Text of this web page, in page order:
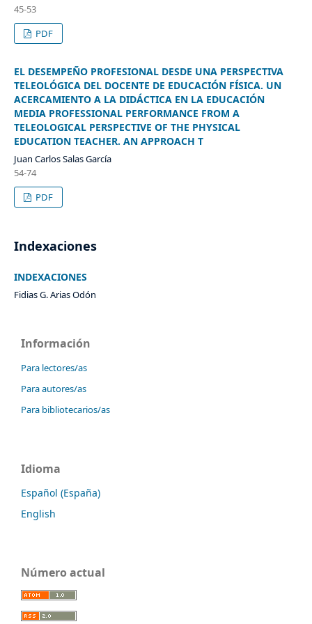
45-53
PDF
EL DESEMPEÑO PROFESIONAL DESDE UNA PERSPECTIVA
TELEOLÓGICA DEL DOCENTE DE EDUCACIÓN FÍSICA. UN
ACERCAMIENTO A LA DIDÁCTICA EN LA EDUCACIÓN
MEDIA PROFESSIONAL PERFORMANCE FROM A
TELEOLOGICAL PERSPECTIVE OF THE PHYSICAL
EDUCATION TEACHER. AN APPROACH T
Juan Carlos Salas García
54-74
PDF
Indexaciones
INDEXACIONES
Fidias G. Arias Odón
Información
Para lectores/as
Para autores/as
Para bibliotecarios/as
Idioma
Español (España)
English
Número actual